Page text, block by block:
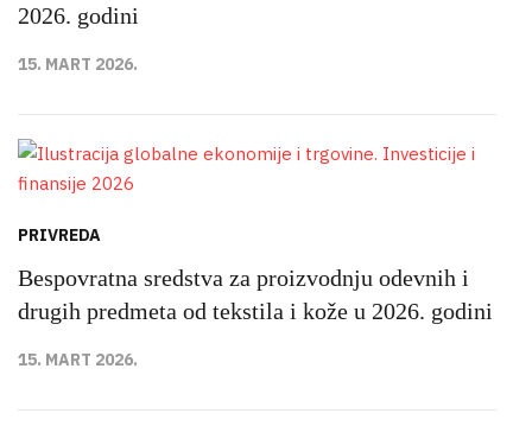
2026. godini
15. MART 2026.
PRIVREDA
Bespovratna sredstva za proizvodnju odevnih i
drugih predmeta od tekstila i kože u 2026. godini
15. MART 2026.